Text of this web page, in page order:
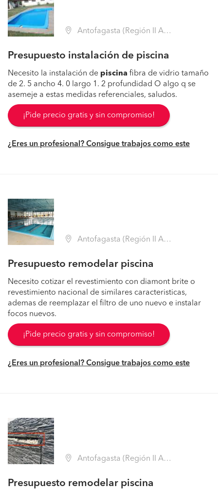
Antofagasta (Región II Antofagasta - Antofagasta)
Presupuesto instalación de piscina
Necesito la instalación de piscina fibra de vidrio tamaño
de 2. 5 ancho 4. 0 largo 1. 2 profundidad O algo q se
asemeje a estas medidas referenciales, saludos.
¡Pide precio gratis y sin compromiso!
¿Eres un profesional? Consigue trabajos como este
Antofagasta (Región II Antofagasta - Antofagasta)
Presupuesto remodelar piscina
Necesito cotizar el revestimiento con diamont brite o
revestimiento nacional de similares caracteristicas,
ademas de reemplazar el filtro de uno nuevo e instalar
focos nuevos.
¡Pide precio gratis y sin compromiso!
¿Eres un profesional? Consigue trabajos como este
Antofagasta (Región II Antofagasta - Antofagasta)
Presupuesto remodelar piscina